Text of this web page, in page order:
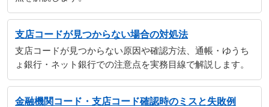
支店コードが見つからない場合の対処法
支店コードが見つからない原因や確認方法、通帳・ゆうち
ょ銀行・ネット銀行での注意点を実務目線で解説します。
金融機関コード・支店コード確認時のミスと失敗例